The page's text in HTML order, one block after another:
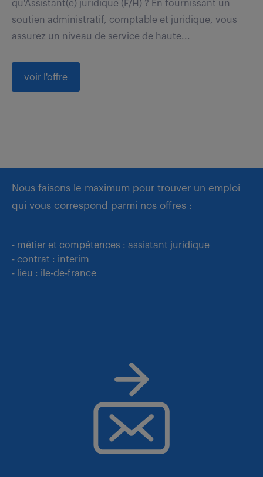
qu'Assistant(e) juridique (F/H) ? En fournissant un
soutien administratif, comptable et juridique, vous
assurez un niveau de service de haute...
voir l'offre
Nous faisons le maximum pour trouver un emploi
qui vous correspond parmi nos offres :
- métier et compétences : assistant juridique
- contrat : interim
- lieu : ile-de-france